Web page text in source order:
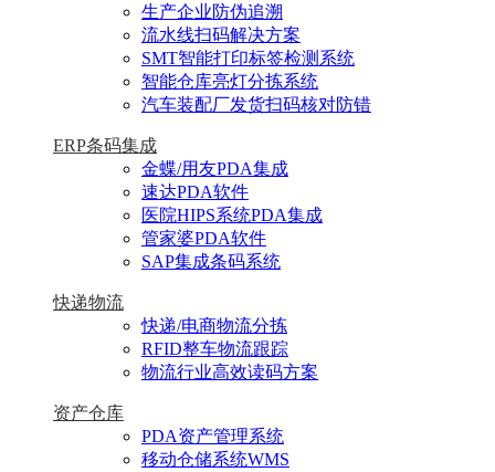
生产企业防伪追溯
流水线扫码解决方案
SMT智能打印标签检测系统
智能仓库亮灯分拣系统
汽车装配厂发货扫码核对防错
ERP条码集成
金蝶/用友PDA集成
速达PDA软件
医院HIPS系统PDA集成
管家婆PDA软件
SAP集成条码系统
快递物流
快递/电商物流分拣
RFID整车物流跟踪
物流行业高效读码方案
资产仓库
PDA资产管理系统
移动仓储系统WMS